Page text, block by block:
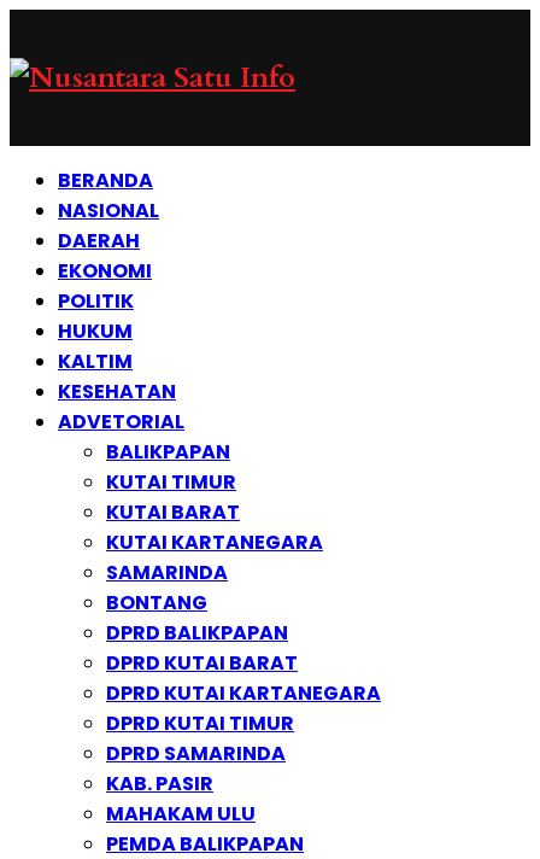
BERANDA
NASIONAL
DAERAH
EKONOMI
POLITIK
HUKUM
KALTIM
KESEHATAN
ADVETORIAL
BALIKPAPAN
KUTAI TIMUR
KUTAI BARAT
KUTAI KARTANEGARA
SAMARINDA
BONTANG
DPRD BALIKPAPAN
DPRD KUTAI BARAT
DPRD KUTAI KARTANEGARA
DPRD KUTAI TIMUR
DPRD SAMARINDA
KAB. PASIR
MAHAKAM ULU
PEMDA BALIKPAPAN